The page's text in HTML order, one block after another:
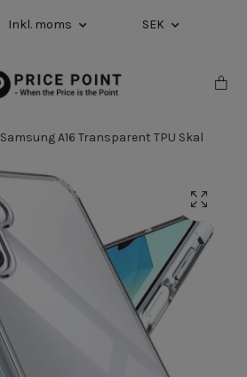
Inkl. moms SEK
Samsung A16 Transparent TPU Skal